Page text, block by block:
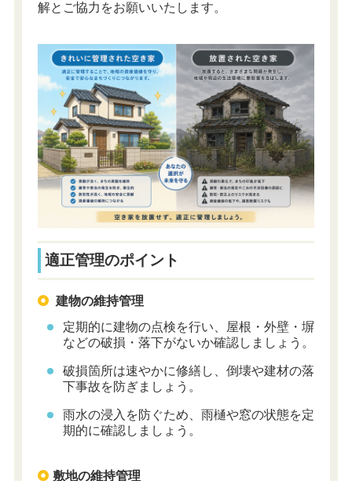
解とご協力をお願いいたします。
適正管理のポイント
建物の維持管理
定期的に建物の点検を行い、屋根・外壁・塀
などの破損・落下がないか確認しましょう。
破損箇所は速やかに修繕し、倒壊や建材の落
下事故を防ぎましょう。
雨水の浸入を防ぐため、雨樋や窓の状態を定
期的に確認しましょう。
敷地の維持管理